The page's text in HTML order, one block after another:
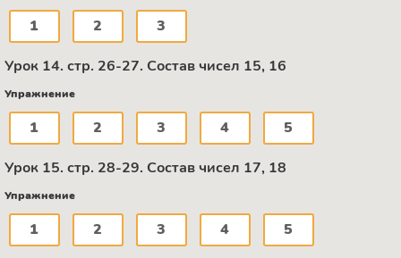
1 2 3
Урок 14. стр. 26-27. Состав чисел 15, 16
Упражнение
1 2 3 4 5
Урок 15. стр. 28-29. Состав чисел 17, 18
Упражнение
1 2 3 4 5